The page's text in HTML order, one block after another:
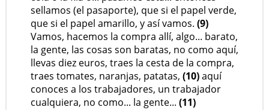
sellamos (el pasaporte), que si el papel verde,
que si el papel amarillo, y así vamos. (9)
Vamos, hacemos la compra allí, algo... barato,
la gente, las cosas son baratas, no como aquí,
llevas diez euros, traes la cesta de la compra,
traes tomates, naranjas, patatas, (10)aquí
conoces a los trabajadores, un trabajador
cualquiera, no como... la gente... (11)